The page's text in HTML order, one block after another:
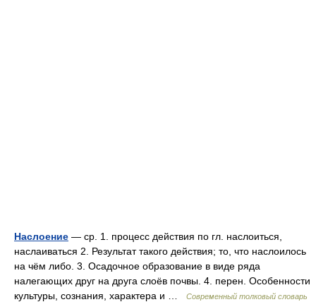
Наслоение — ср. 1. процесс действия по гл. наслоиться,
наслаиваться 2. Результат такого действия; то, что наслоилось
на чём либо. 3. Осадочное образование в виде ряда
налегающих друг на друга слоёв почвы. 4. перен. Особенности
культуры, сознания, характера и …
Современный толковый словарь